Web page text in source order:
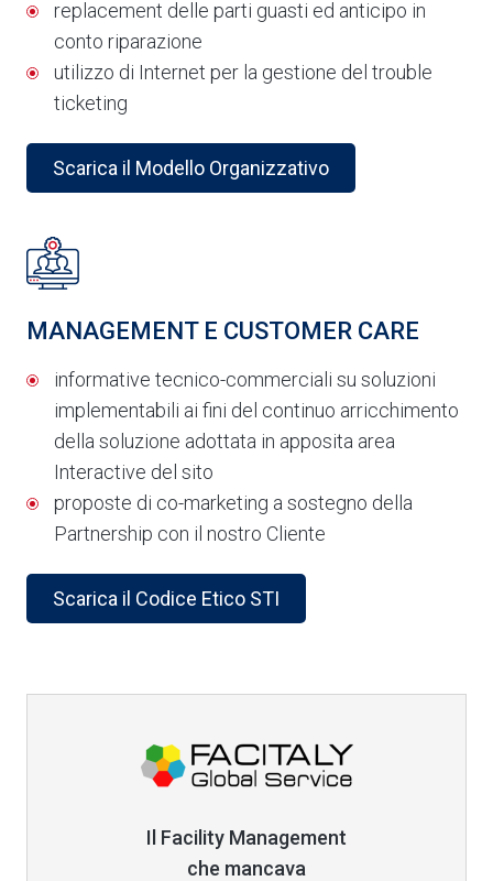
Il Facility Management
che mancava
replacement delle parti guasti ed anticipo in
conto riparazione
utilizzo di Internet per la gestione del trouble
ticketing
Scarica il Modello Organizzativo
MANAGEMENT E CUSTOMER CARE
informative tecnico-commerciali su soluzioni
implementabili ai fini del continuo arricchimento
della soluzione adottata in apposita area
Interactive del sito
proposte di co-marketing a sostegno della
Partnership con il nostro Cliente
Scarica il Codice Etico STI